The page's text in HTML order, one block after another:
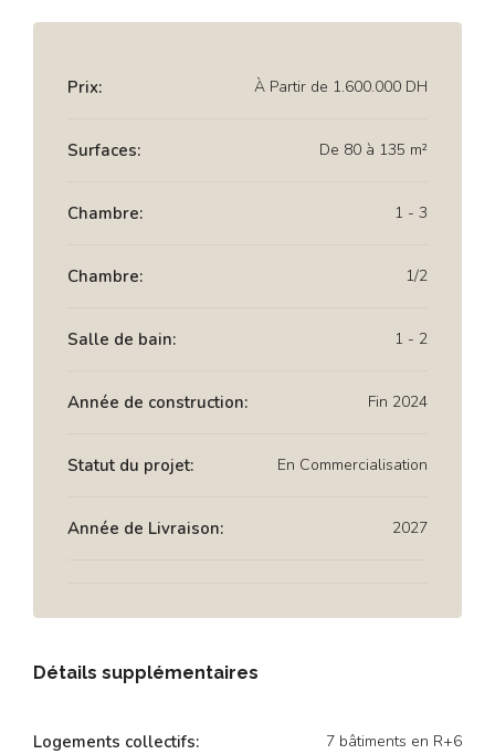
Prix: À Partir de 1.600.000 DH
Surfaces: De 80 à 135 m²
Chambre: 1 - 3
Chambre: 1/2
Salle de bain: 1 - 2
Année de construction: Fin 2024
Statut du projet: En Commercialisation
Année de Livraison: 2027
Détails supplémentaires
Logements collectifs: 7 bâtiments en R+6